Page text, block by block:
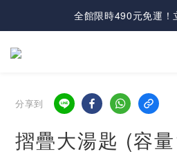
全館限時490元免運！
分享到
摺疊大湯匙 (容